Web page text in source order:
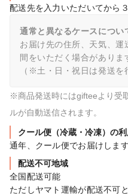
配送先を入力いただいてから
通常と異なるケースについ
お届け先の住所、天気、
間をいただく場合がありま
（※土・日・祝日は発送を
※商品発送時にはgifteeより受
ルが自動送信されます。
クール便（冷蔵・冷凍）の利
通年、クール便でお届けします
配送不可地域
全国配送可能
ただしヤマト運輸が配送不可